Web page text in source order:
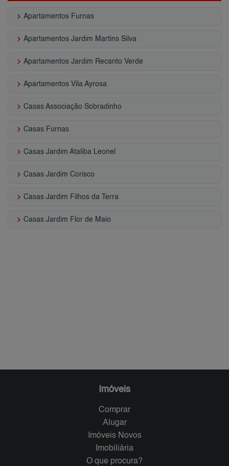
keyboard_arrow_right Apartamentos Furnas
keyboard_arrow_right Apartamentos Jardim Martins Silva
keyboard_arrow_right Apartamentos Jardim Recanto Verde
keyboard_arrow_right Apartamentos Vila Ayrosa
keyboard_arrow_right Casas Associação Sobradinho
keyboard_arrow_right Casas Furnas
keyboard_arrow_right Casas Jardim Ataliba Leonel
keyboard_arrow_right Casas Jardim Corisco
keyboard_arrow_right Casas Jardim Filhos da Terra
keyboard_arrow_right Casas Jardim Flor de Maio
Imóveis
Comprar
Alugar
Imóveis Novos
Imobiliária
O que procura?